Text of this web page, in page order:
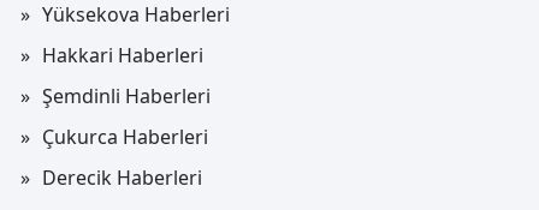
Yüksekova Haberleri
Hakkari Haberleri
Şemdinli Haberleri
Çukurca Haberleri
Derecik Haberleri